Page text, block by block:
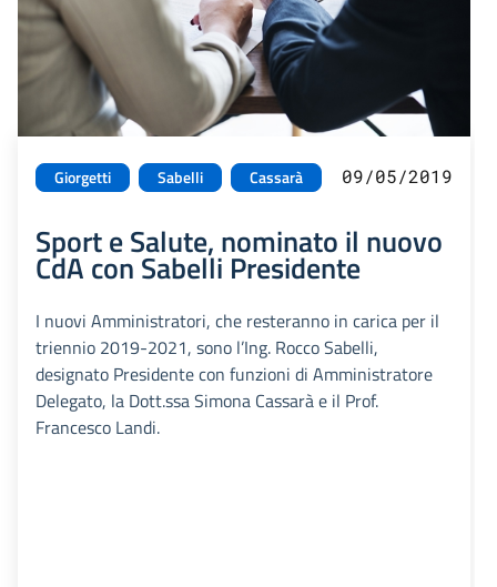
Giorgetti Sabelli Cassarà 09/05/2019
Sport e Salute, nominato il nuovo
CdA con Sabelli Presidente
I nuovi Amministratori, che resteranno in carica per il
triennio 2019-2021, sono l’Ing. Rocco Sabelli,
designato Presidente con funzioni di Amministratore
Delegato, la Dott.ssa Simona Cassarà e il Prof.
Francesco Landi.